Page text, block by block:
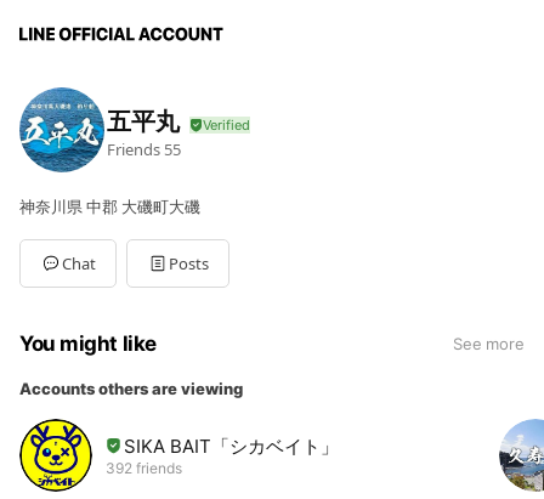
五平丸
Friends 55
神奈川県 中郡 大磯町大磯
Chat Posts
You might like See more
Accounts others are viewing
SIKA BAIT「シカベイト」
392 friends